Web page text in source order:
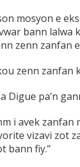
mosyon e
bann lalwa
zenn zanfan
zenn zanfan
Digue pa’n
i avek
vizavi zot
bann fiy.”